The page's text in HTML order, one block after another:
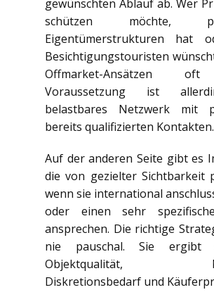
gewünschten Ablauf ab. Wer
schützen möchte,
Eigentümerstrukturen hat
Besichtigungstouristen
Offmarket-Ansätzen
Voraussetzung ist
belastbares Netzwerk mit
bereits qualifizierten Kontakten.
Auf der anderen Seite gibt es
die von gezielter Sichtbarkeit
wenn sie international
oder einen sehr
ansprechen. Die richtige
nie pauschal. Sie ergibt
Objektqualität,
Diskretionsbedarf und